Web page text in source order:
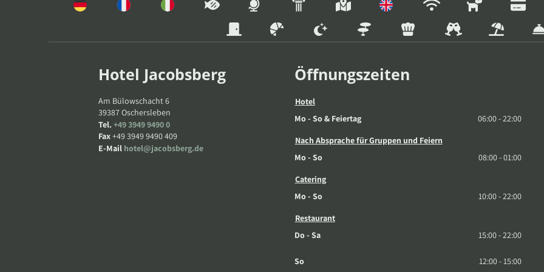
Hotel Jacobsberg
Am Bülowschacht 6
39387Oschersleben
Tel. +49 3949 9490 0
Fax+49 3949 9490 409
E-Mail hotel@jacobsberg.de
Öffnungszeiten
Hotel
Mo - So & Feiertag
06:00 - 22:00
Nach Absprache für Gruppen und Feiern
Mo - So
08:00 - 01:00
Catering
Mo - So
10:00 - 22:00
Restaurant
Do - Sa
15:00 - 22:00
So 12:00 - 15:00